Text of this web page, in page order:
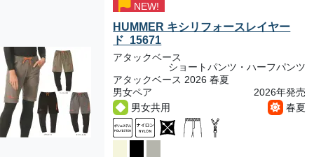
NEW!
HUMMER キシリフォースレイヤー
ド 15671
アタックベース
ショートパンツ・ハーフパンツ
アタックベース 2026 春夏
男女ペア
2026年発売
男女共用
春夏